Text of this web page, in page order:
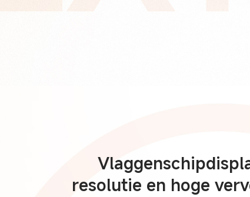
resolutie en hoge